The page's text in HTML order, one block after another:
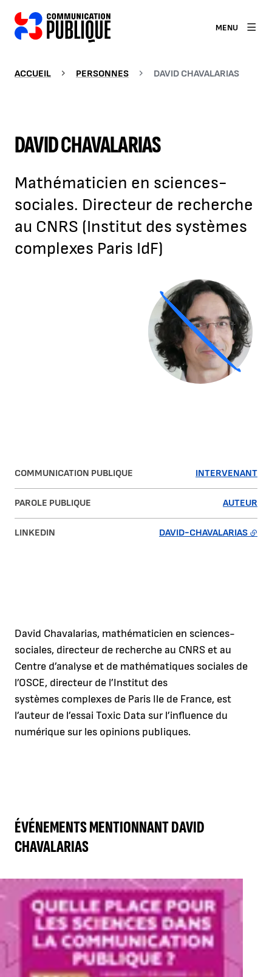
MENU
ACCUEIL PERSONNES DAVID CHAVALARIAS
DAVID CHAVALARIAS
Mathématicien en sciences-
sociales. Directeur de recherche
au CNRS (Institut des systèmes
complexes Paris IdF)
Agrandir
COMMUNICATION PUBLIQUE INTERVENANT
PAROLE PUBLIQUE AUTEUR
LINKEDIN DAVID-CHAVALARIAS
David Chavalarias, mathématicien en sciences-
sociales, directeur de recherche au CNRS et au
Centre d’analyse et de mathématiques sociales de
l’OSCE, directeur de l’Institut des
systèmes complexes de Paris Ile de France, est
l’auteur de l’essai Toxic Data sur l’influence du
numérique sur les opinions publiques.
ÉVÉNEMENTS MENTIONNANT DAVID
CHAVALARIAS